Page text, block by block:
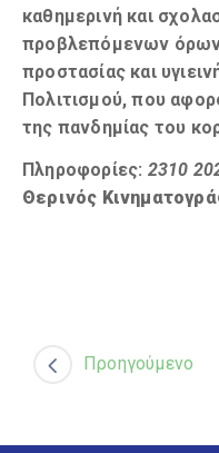
καθημερινή και
προβλεπόμενων
προστασίας και
Πολιτισμού, που
της πανδημίας του
Πληροφορίες: 2310
Θερινός
Προηγούμενο